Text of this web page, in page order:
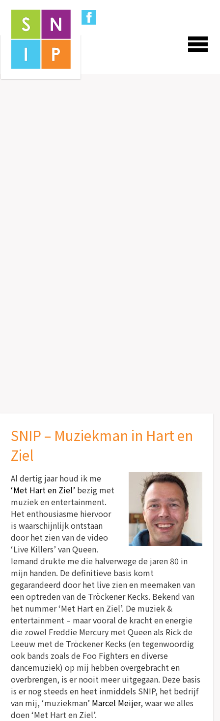
SNIP – Muziekman in Hart en
Ziel
Al dertig jaar houd ik me
‘Met Hart en Ziel’ bezig met
muziek en entertainment.
Het enthousiasme hiervoor
is waarschijnlijk ontstaan
door het zien van de video
‘Live Killers’ van Queen.
Iemand drukte me die halverwege de jaren 80 in
mijn handen. De definitieve basis komt
gegarandeerd door het live zien en meemaken van
een optreden van de Tröckener Kecks. Bekend van
het nummer ‘Met Hart en Ziel’. De muziek &
entertainment – maar vooral de kracht en energie
die zowel Freddie Mercury met Queen als Rick de
Leeuw met de Tröckener Kecks (en tegenwoordig
ook bands zoals de Foo Fighters en diverse
dancemuziek) op mij hebben overgebracht en
overbrengen, is er nooit meer uitgegaan. Deze basis
is er nog steeds en heet inmiddels SNIP, het bedrijf
van mij, ‘muziekman’ Marcel Meijer, waar we alles
doen ‘Met Hart en Ziel’.